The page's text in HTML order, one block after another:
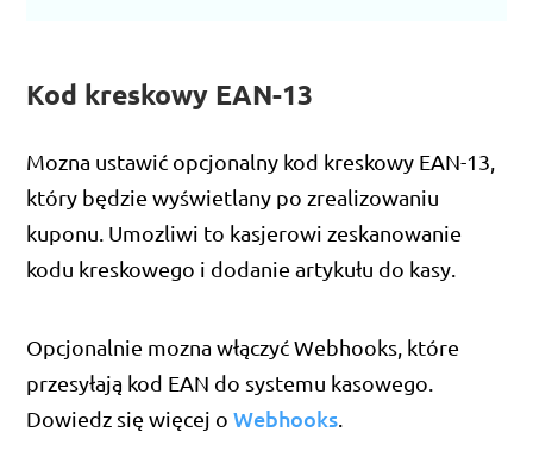
Kod kreskowy EAN-13
Mozna ustawić opcjonalny kod kreskowy EAN-13,
który będzie wyświetlany po zrealizowaniu
kuponu. Umozliwi to kasjerowi zeskanowanie
kodu kreskowego i dodanie artykułu do kasy.
Opcjonalnie mozna włączyć Webhooks, które
przesyłają kod EAN do systemu kasowego.
Dowiedz się więcej oWebhooks